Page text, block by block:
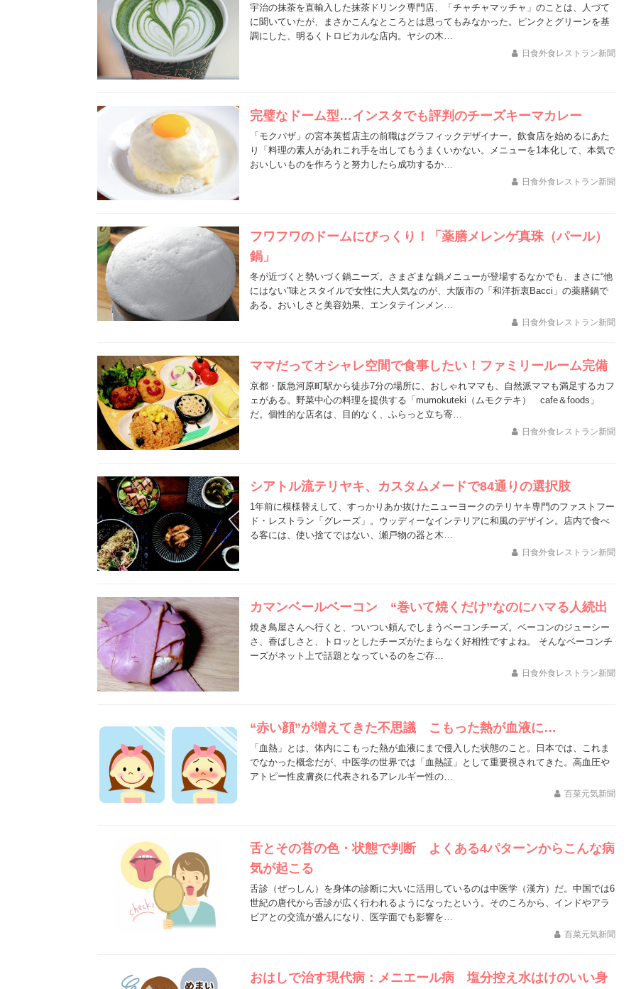
宇治の抹茶を直輸入した抹茶ドリンク専門店、「チャチャマッチャ」のことは、人づて
に聞いていたが、まさかこんなところとは思ってもみなかった。ピンクとグリーンを基
調にした、明るくトロピカルな店内。ヤシの木…
日食外食レストラン新聞
完璧なドーム型…インスタでも評判のチーズキーマカレー
「モクバザ」の宮本英哲店主の前職はグラフィックデザイナー。飲食店を始めるにあた
り「料理の素人があれこれ手を出してもうまくいかない。メニューを1本化して、本気で
おいしいものを作ろうと努力したら成功するか…
日食外食レストラン新聞
フワフワのドームにびっくり！「薬膳メレンゲ真珠（パール）
鍋」
冬が近づくと勢いづく鍋ニーズ。さまざまな鍋メニューが登場するなかでも、まさに“他
にはない”味とスタイルで女性に大人気なのが、大阪市の「和洋折衷Bacci」の薬膳鍋で
ある。おいしさと美容効果、エンタテインメン…
日食外食レストラン新聞
ママだってオシャレ空間で食事したい！ファミリールーム完備
京都・阪急河原町駅から徒歩7分の場所に、おしゃれママも、自然派ママも満足するカフ
ェがある。野菜中心の料理を提供する「mumokuteki（ムモクテキ） cafe＆foods」
だ。個性的な店名は、目的なく、ふらっと立ち寄…
日食外食レストラン新聞
シアトル流テリヤキ、カスタムメードで84通りの選択肢
1年前に模様替えして、すっかりあか抜けたニューヨークのテリヤキ専門のファストフー
ド・レストラン「グレーズ」。ウッディーなインテリアに和風のデザイン。店内で食べ
る客には、使い捨てではない、瀬戸物の器と木…
日食外食レストラン新聞
カマンベールベーコン “巻いて焼くだけ”なのにハマる人続出
焼き鳥屋さんへ行くと、ついつい頼んでしまうベーコンチーズ。ベーコンのジューシー
さ、香ばしさと、トロッとしたチーズがたまらなく好相性ですよね。 そんなベーコンチ
ーズがネット上で話題となっているのをご存…
日食外食レストラン新聞
“赤い顔”が増えてきた不思議 こもった熱が血液に…
「血熱」とは、体内にこもった熱が血液にまで侵入した状態のこと。日本では、これま
でなかった概念だが、中医学の世界では「血熱証」として重要視されてきた。高血圧や
アトピー性皮膚炎に代表されるアレルギー性の…
百菜元気新聞
舌とその苔の色・状態で判断 よくある4パターンからこんな病
気が起こる
舌診（ぜっしん）を身体の診断に大いに活用しているのは中医学（漢方）だ。中国では6
世紀の唐代から舌診が広く行われるようになったという。そのころから、インドやアラ
ビアとの交流が盛んになり、医学面でも影響を…
百菜元気新聞
おはしで治す現代病：メニエール病 塩分控え水はけのいい身